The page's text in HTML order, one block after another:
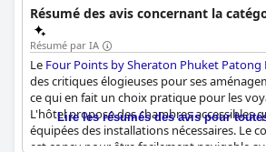
est conçu pour une navigation facile avec
ascenseurs à tous les étages et des rampes
Un parking accessible aux fauteuils
dédiées et des zones publiques
plage, contribuent à une expérience fluide.
Résumé des avis concernant la
Résumé par IA
Le Four Points by Sheraton Phuket Patong
des critiques élogieuses pour ses
ce qui en fait un choix pratique pour les
L'hôtel propose des chambres accessibles
équipées des installations nécessaires. Le
est conçu pour être facilement navigable
Lire les résumés des avis pour